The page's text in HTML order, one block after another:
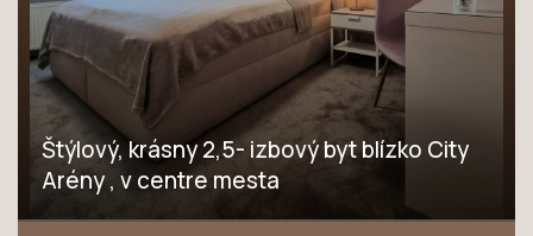
Štýlový, krásny 2,5- izbový byt blízko City
Arény , v centre mesta